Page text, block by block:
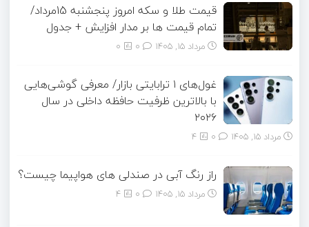
قیمت طلا و سکه امروز پنجشنبه 15مرداد/
تمام قیمت ها بر مدار افزایش + جدول
مرداد ۱۵, ۱۴۰۵ 0
غول‌های ۱ ترابایتی بازار/ معرفی گوشی‌هایی
با بالاترین ظرفیت حافظه داخلی در سال
۲۰۲۶
مرداد ۱۵, ۱۴۰۵ 4
راز رنگ آبی در صندلی های هواپیما چیست؟
مرداد ۱۵, ۱۴۰۵ 4